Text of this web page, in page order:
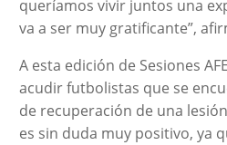
queríamos vivir juntos una
va a ser muy gratificante”,
A esta edición de Sesiones
acudir futbolistas que se
de recuperación de una
es sin duda muy positivo, ya